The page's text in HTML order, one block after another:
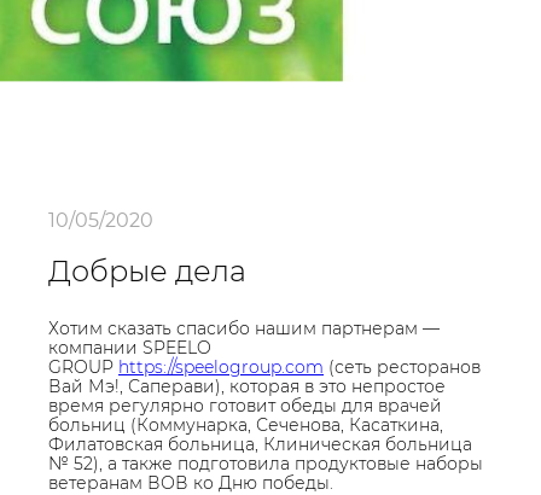
10/05/2020
Добрые дела
Хотим сказать спасибо нашим партнерам —
компании SPEELO
GROUP https://speelogroup.com (сеть ресторанов
Вай Мэ!, Саперави), которая в это непростое
время регулярно готовит обеды для врачей
больниц (Коммунарка, Сеченова, Касаткина,
Филатовская больница, Клиническая больница
№ 52), а также подготовила продуктовые наборы
ветеранам ВОВ ко Дню победы.